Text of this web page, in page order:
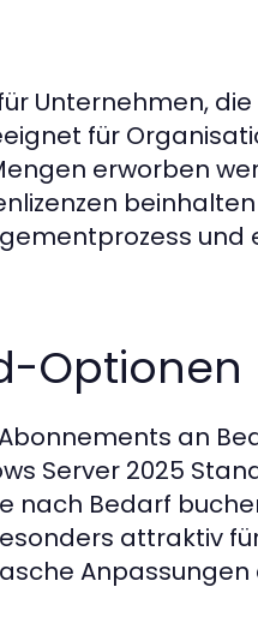
Unternehmen,
für
erworben
und
Optionen
an
Server 2025
nach Bedarf
attraktiv